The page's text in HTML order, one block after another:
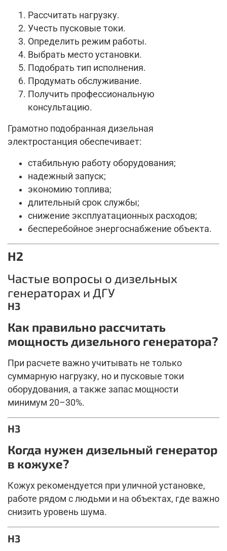
Рассчитать нагрузку.
Учесть пусковые токи.
Определить режим работы.
Выбрать место установки.
Подобрать тип исполнения.
Продумать обслуживание.
Получить профессиональную
консультацию.
Грамотно подобранная дизельная
электростанция обеспечивает:
стабильную работу оборудования;
надежный запуск;
экономию топлива;
длительный срок службы;
снижение эксплуатационных расходов;
бесперебойное энергоснабжение объекта.
H2
Частые вопросы о дизельных
генераторах и ДГУ
H3
Как правильно рассчитать
мощность дизельного генератора?
При расчете важно учитывать не только
суммарную нагрузку, но и пусковые токи
оборудования, а также запас мощности
минимум 20–30%.
H3
Когда нужен дизельный генератор
в кожухе?
Кожух рекомендуется при уличной установке,
работе рядом с людьми и на объектах, где важно
снизить уровень шума.
H3